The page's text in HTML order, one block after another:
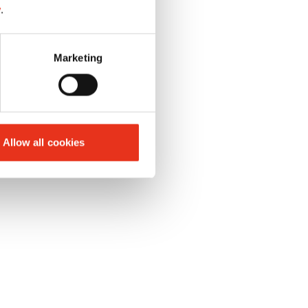
.
Marketing
Allow all cookies
è la
come la
e materiale